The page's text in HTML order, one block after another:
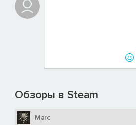
Обзоры в Steam
Marc